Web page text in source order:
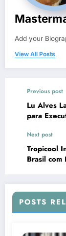
Add your
View All Posts
Previous post
Lu Alves
para
Next post
Tropicool
Brasil com
POSTS